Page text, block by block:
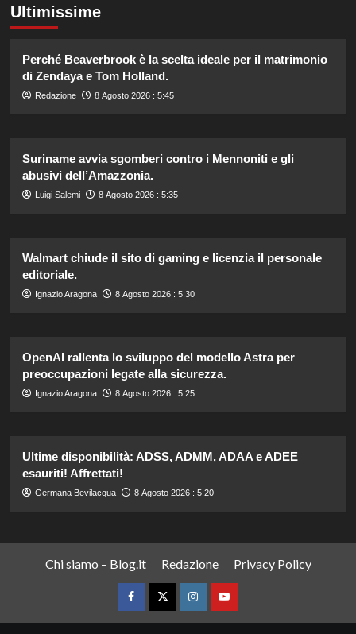
Ultimissime
Perché Beaverbrook è la scelta ideale per il matrimonio
di Zendaya e Tom Holland.
Redazione 8 Agosto 2026 : 5:45
Suriname avvia sgomberi contro i Mennoniti e gli
abusivi dell’Amazzonia.
Luigi Salemi 8 Agosto 2026 : 5:35
Walmart chiude il sito di gaming e licenzia il personale
editoriale.
Ignazio Aragona 8 Agosto 2026 : 5:30
OpenAI rallenta lo sviluppo del modello Astra per
preoccupazioni legate alla sicurezza.
Ignazio Aragona 8 Agosto 2026 : 5:25
Ultime disponibilità: ADSS, ADMM, ADAA e ADEE
esauriti! Affrettati!
Germana Bevilacqua 8 Agosto 2026 : 5:20
Chi siamo – Blog.it Redazione Privacy Policy
FacebookTwitterInstagramYouTube